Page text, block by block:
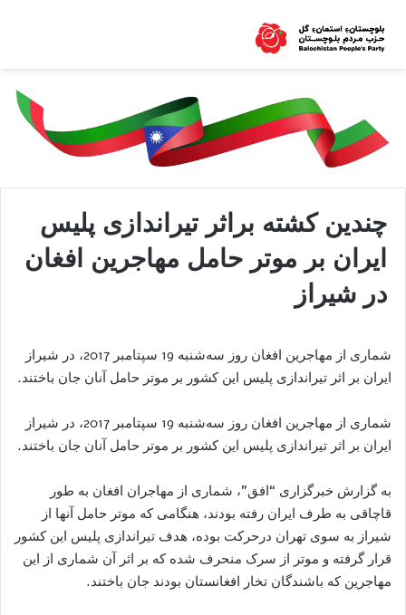
چندین کشته براثر تیراندازی پلیس
ایران بر موتر حامل مهاجرین افغان
در شیراز
شماری از مهاجرین افغان روز سه‌شنبه 19 سپتامبر 2017، در شیراز
ایران بر اثر تیراندازی پلیس این کشور بر موتر حامل آنان جان باختند.
شماری از مهاجرین افغان روز سه‌شنبه 19 سپتامبر 2017، در شیراز
ایران بر اثر تیراندازی پلیس این کشور بر موتر حامل آنان جان باختند.
به گزارش خبرگزاری “افق”، شماری از مهاجران افغان به طور
قاچاقی به طرف ایران رفته‌ بودند، هنگامی که موتر حامل آنها از
شیراز به سوی تهران درحرکت بوده، هدف تیراندازی پلیس این کشور
قرار گرفته و موتر از سرک منحرف شده که بر اثر آن شماری از این
مهاجرین که باشندگان تخار افغانستان بودند جان باختند.